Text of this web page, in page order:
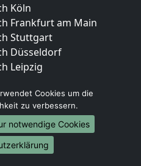
Köln
Frankfurt am Main
Stuttgart
Düsseldorf
Leipzig
Essen
Bremen
Dresden
Hannover
Nürnberg
Cookies um die
zu verbessern.
notwendige Cookies